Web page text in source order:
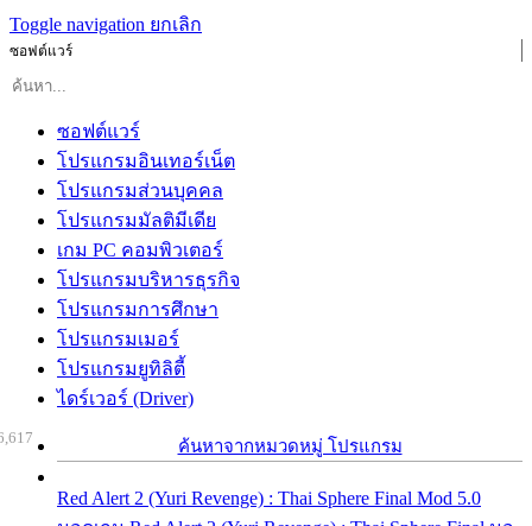
Toggle navigation ยกเลิก
ซอฟต์แวร์
ซอฟต์แวร์
โปรแกรมอินเทอร์เน็ต
โปรแกรมส่วนบุคคล
โปรแกรมมัลติมีเดีย
เกม PC คอมพิวเตอร์
โปรแกรมบริหารธุรกิจ
โปรแกรมการศึกษา
โปรแกรมเมอร์
โปรแกรมยูทิลิตี้
ไดร์เวอร์ (Driver)
ค้นหาจากหมวดหมู่ โปรแกรม
Red Alert 2 (Yuri Revenge) : Thai Sphere Final Mod 5.0